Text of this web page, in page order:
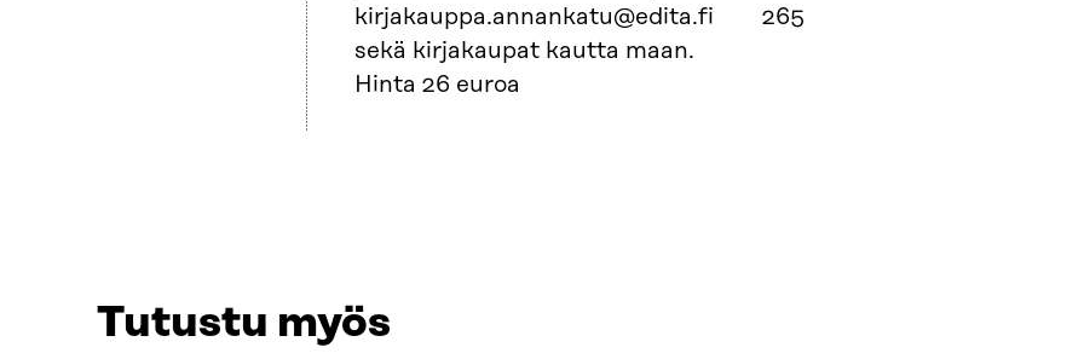
kirjakauppa.annankatu@edita.fi
sekä kirjakaupat kautta maan.
Hinta 26 euroa
265
Tutustu myös